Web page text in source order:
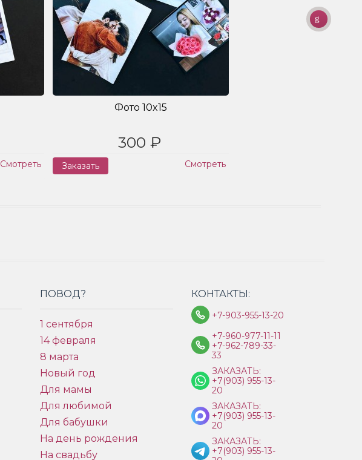
Смотреть
Фото 10x15
300 ₽
Заказать Смотреть
ПОВОД?
1 сентября
14 февраля
8 марта
Новый год
Для мамы
Для любимой
Для бабушки
На день рождения
На свадьбу
КОНТАКТЫ:
+7-903-955-13-20
+7-960-977-11-11
+7-962-789-33-
33
ЗАКАЗАТЬ:
+7(903) 955-13-
20
ЗАКАЗАТЬ:
+7(903) 955-13-
20
ЗАКАЗАТЬ:
+7(903) 955-13-